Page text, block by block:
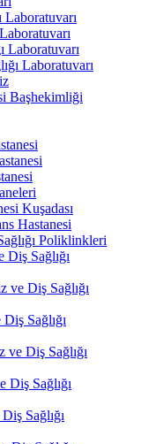
Laboratuvarı
Laboratuvarı
Laboratuvarı
Başhekimliği
Kuşadası
Hastanesi
Poliklinkleri
Diş Sağlığı
ve Diş Sağlığı
Sağlığı
ve Diş Sağlığı
Diş Sağlığı
Sağlığı